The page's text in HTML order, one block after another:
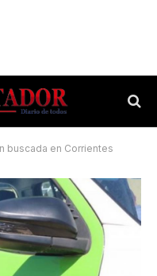
buscada en Corrientes